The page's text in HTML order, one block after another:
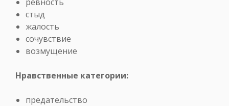
стыд
жалость
сочувствие
возмущение
Нравственные категории:
предательство